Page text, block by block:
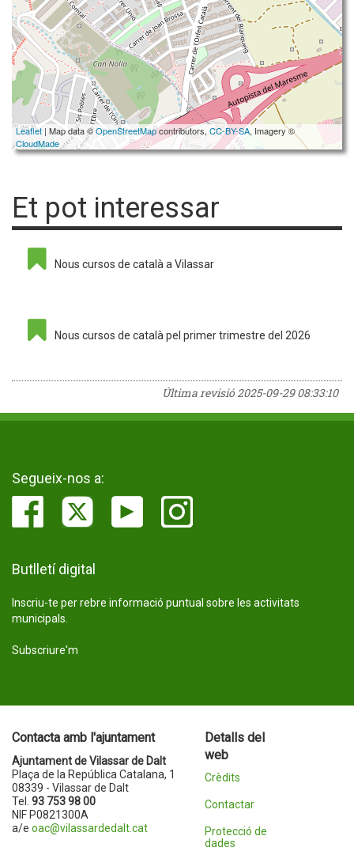
Leaflet | Map data ©OpenStreetMapcontributors, CC-BY-SA, Imagery ©
CloudMade
Et pot interessar
Nous cursos de català a Vilassar
Nous cursos de català pel primer trimestre del 2026
Última revisió2025-09-29 08:33:10
Segueix-nos a:
Butlletí digital
Inscriu-te per rebre informació puntual sobre les activitats
municipals.
Subscriure'm
Contacta amb l'ajuntament
Ajuntament de Vilassar de Dalt
Plaça de la República Catalana, 1
08339 - Vilassar de Dalt
Tel. 93 753 98 00
NIF P0821300A
a/e oac@vilassardedalt.cat
Detalls del
web
Crèdits
Contactar
Protecció de
dades